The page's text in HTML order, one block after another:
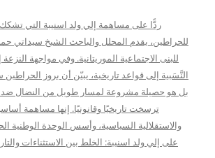
ردًّا على مساهمة إلي ولد اسنيبة التي
للحراطين، يقدم المحلل والباحث الشيخ سيداتي
للبنى الاجتماعية الموريتانية. وفي مواجهة
النَّسَبية إلى قواعد تاريخية، يبيّن أن بروز الحراطين
بل هو حصيلة مشروعة لمسار طويل من النضال ضد
ترسخت تاريخيًا وقانونيًا. إنها مساهمة
والاستقلالية السياسية، وأسس الوحدة الوطنية
على إلي ولد اسنيبة: الخلط بين الاستثناءات